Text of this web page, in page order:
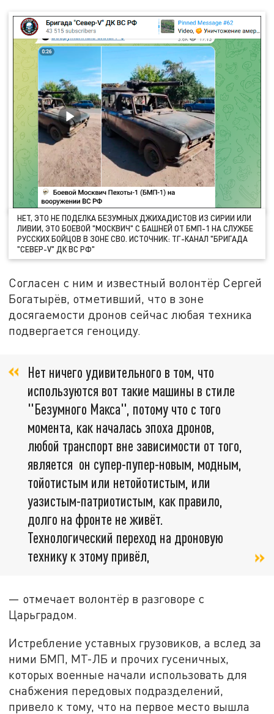
НЕТ, ЭТО НЕ ПОДЕЛКА БЕЗУМНЫХ ДЖИХАДИСТОВ ИЗ СИРИИ ИЛИ
ЛИВИИ, ЭТО БОЕВОЙ "МОСКВИЧ" С БАШНЕЙ ОТ БМП-1 НА СЛУЖБЕ
РУССКИХ БОЙЦОВ В ЗОНЕ СВО. ИСТОЧНИК: ТГ-КАНАЛ "БРИГАДА
"СЕВЕР-V" ДК ВС РФ"
Согласен с ним и известный волонтёр Сергей
Богатырёв, отметивший, что в зоне
досягаемости дронов сейчас любая техника
подвергается геноциду.
Нет ничего удивительного в том, что
используются вот такие машины в стиле
"Безумного Макса", потому что с того
момента, как началась эпоха дронов,
любой транспорт вне зависимости от того,
является он супер-пупер-новым, модным,
тойотистым или нетойотистым, или
уазистым-патриотистым, как правило,
долго на фронте не живёт.
Технологический переход на дроновую
технику к этому привёл,
— отмечает волонтёр в разговоре с
Царьградом.
Истребление уставных грузовиков, а вслед за
ними БМП, МТ-ЛБ и прочих гусеничных,
которых военные начали использовать для
снабжения передовых подразделений,
привело к тому, что на первое место вышла